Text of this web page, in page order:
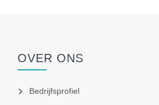
OVER ONS
Bedrijfsprofiel